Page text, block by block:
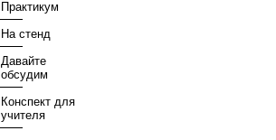
Практикум
На стенд
Давайте
обсудим
Конспект для
учителя